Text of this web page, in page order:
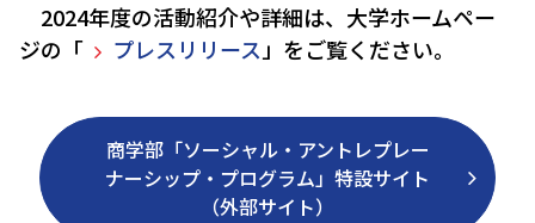
2024年度の活動紹介や詳細は、大学ホームペー
ジの「
プレスリリース 」をご覧ください。
商学部「ソーシャル・アントレプレー
ナーシップ・プログラム」特設サイト
（外部サイト）